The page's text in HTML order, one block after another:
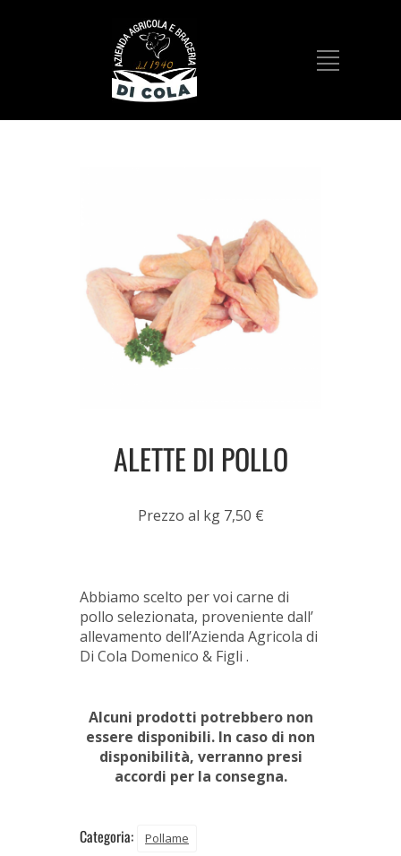
ALETTE DI POLLO
Prezzo al kg 7,50 €
Abbiamo scelto per voi carne di
pollo selezionata, proveniente dall’
allevamento dell’Azienda Agricola di
Di Cola Domenico & Figli .
Alcuni prodotti potrebbero non
essere disponibili. In caso di non
disponibilità, verranno presi
accordi per la consegna.
Categoria: Pollame